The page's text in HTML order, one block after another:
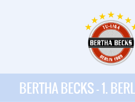
BERTHA BECKS - 1.